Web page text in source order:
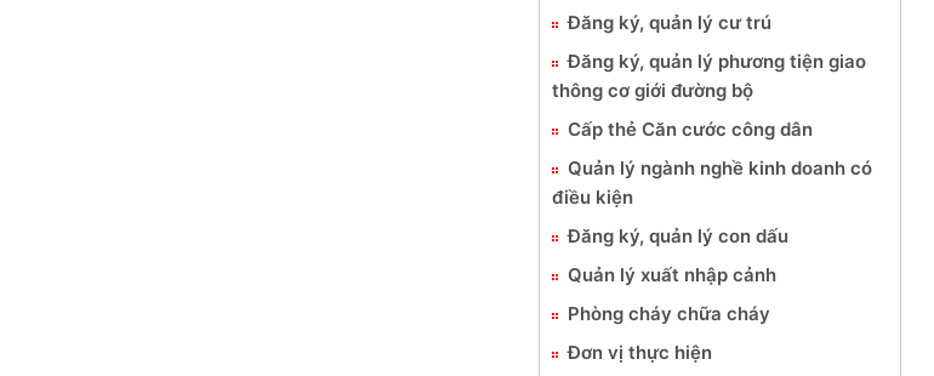
Đăng ký, quản lý cư trú
Đăng ký, quản lý phương tiện giao
thông cơ giới đường bộ
Cấp thẻ Căn cước công dân
Quản lý ngành nghề kinh doanh có
điều kiện
Đăng ký, quản lý con dấu
Quản lý xuất nhập cảnh
Phòng cháy chữa cháy
Đơn vị thực hiện